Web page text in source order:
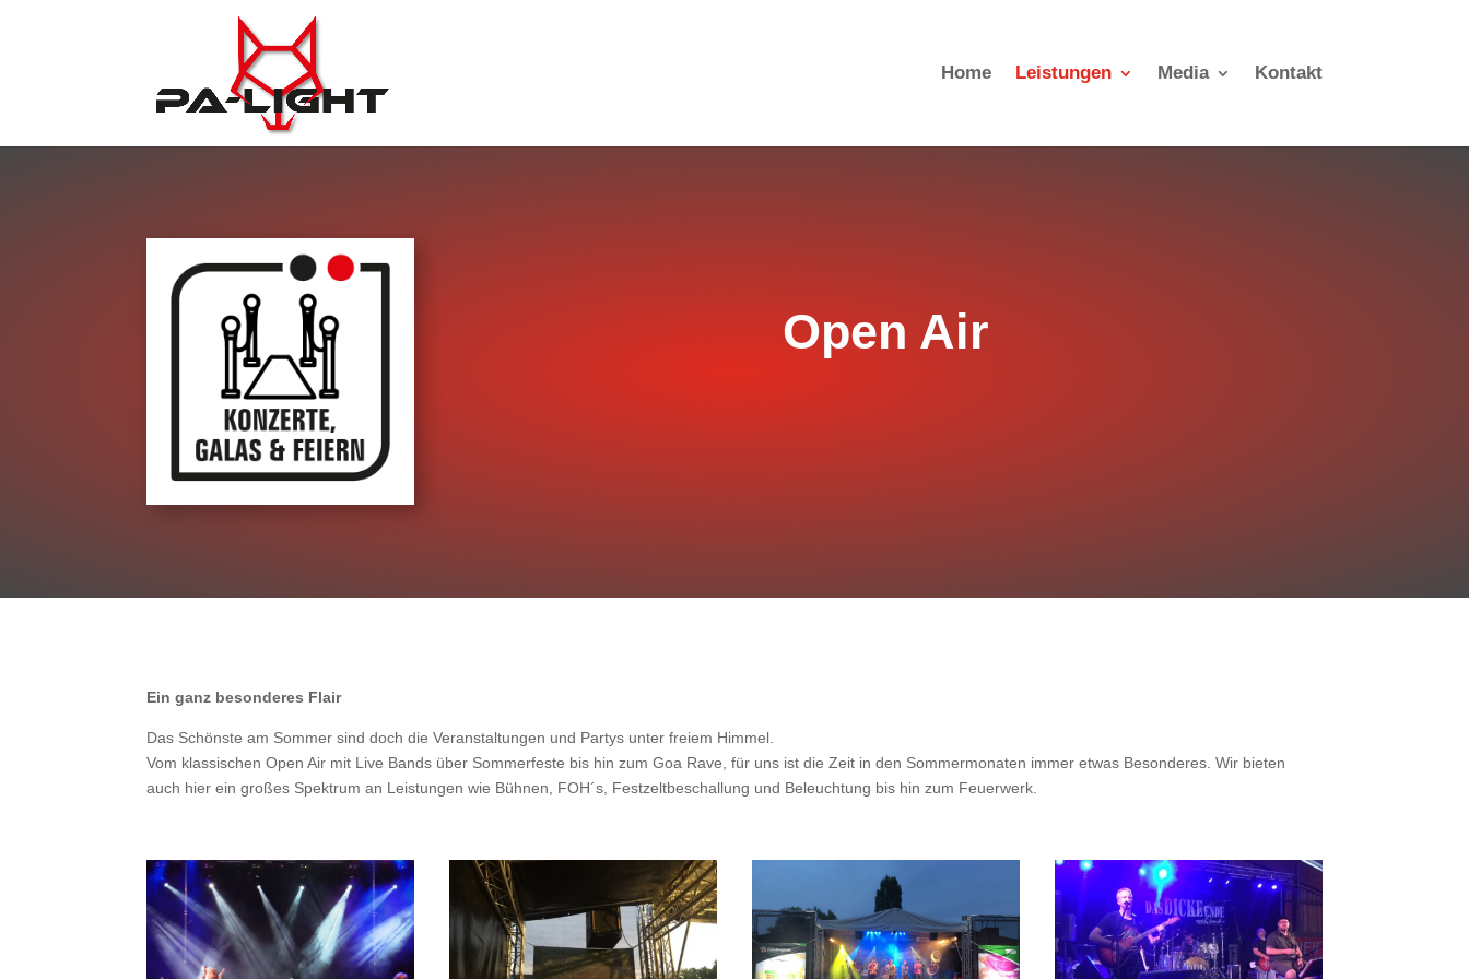
Home Leistungen Media Kontakt
Open Air
Ein ganz besonderes Flair
Das Schönste am Sommer sind doch die Veranstaltungen und Partys unter freiem Himmel.
Vom klassischen Open Air mit Live Bands über Sommerfeste bis hin zum Goa Rave, für uns ist die Zeit in den Sommermonaten immer etwas Besonderes. Wir bieten
auch hier ein großes Spektrum an Leistungen wie Bühnen, FOH´s, Festzeltbeschallung und Beleuchtung bis hin zum Feuerwerk.